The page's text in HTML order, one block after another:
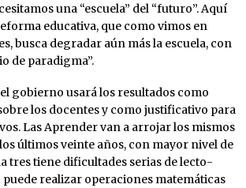
una “escuela” del “futuro”. Aquí
educativa, que como vimos en
busca degradar aún más la escuela, con
de paradigma”.
gobierno usará los resultados como
los docentes y como justificativo para
Las Aprender van a arrojar los mismos
últimos veinte años, con mayor nivel de
tres tiene dificultades serias de lecto-
realizar operaciones matemáticas